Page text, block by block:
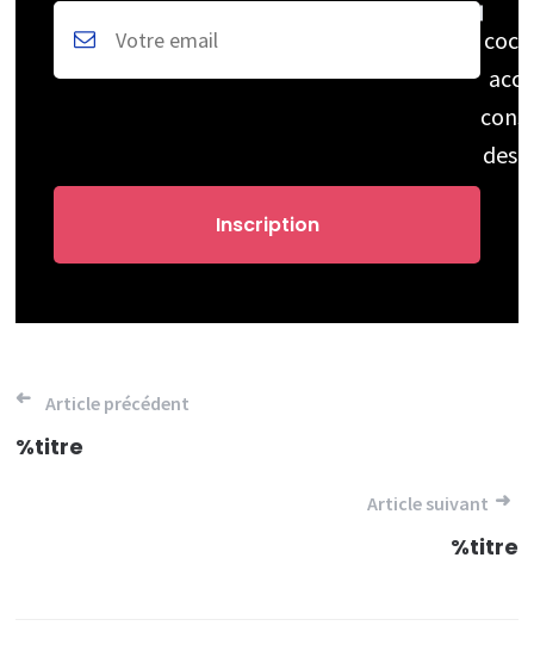
des
Navigation
de
Article précédent
%titre
Article suivant
%titre